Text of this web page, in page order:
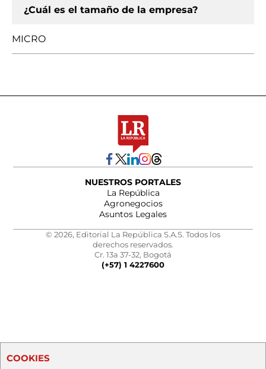
¿Cuál es el tamaño de la empresa?
MICRO
NUESTROS PORTALES
La República
Agronegocios
Asuntos Legales
© 2026, Editorial La República S.A.S. Todos los
derechos reservados.
Cr. 13a 37-32, Bogotá
(+57) 1 4227600
COOKIES